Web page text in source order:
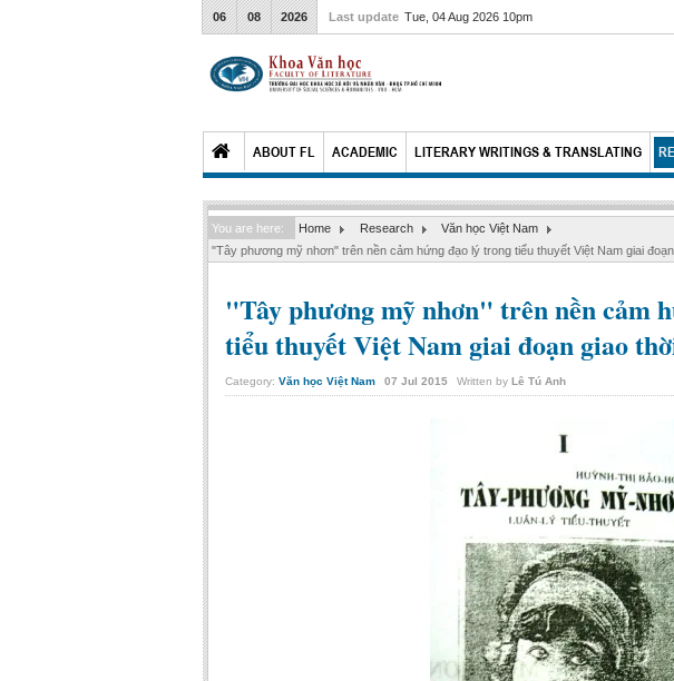
06 08 2026 Last update Tue, 04 Aug 2026 10pm
ABOUT FL ACADEMIC LITERARY WRITINGS & TRANSLATING
You are here: Home Research
Văn học Việt Nam
"Tây phương mỹ nhơn" trên nền cảm hứng đạo lý trong tiểu thuyết Việt Nam giai
"Tây phương mỹ nhơn" trên nền cảm
tiểu thuyết Việt Nam giai đoạn giao
Category: Văn học Việt Nam 07 Jul 2015 Written by Lê Tú Anh